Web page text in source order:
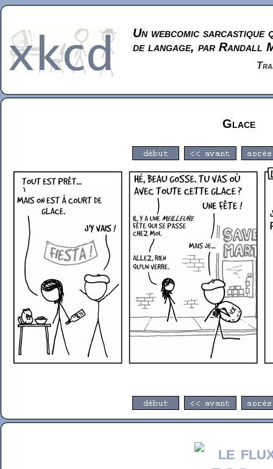
Un webcomic sarcastique
de langage, par Randall
Glace